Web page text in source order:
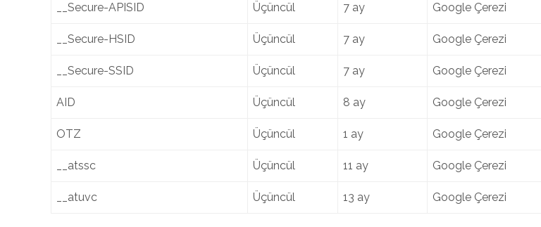
__Secure-APISID Üçüncül 7 ay Google Çerezi
__Secure-HSID Üçüncül 7 ay Google Çerezi
__Secure-SSID Üçüncül 7 ay Google Çerezi
AID Üçüncül 8 ay Google Çerezi
OTZ Üçüncül 1 ay Google Çerezi
__atssc Üçüncül 11 ay Google Çerezi
__atuvc Üçüncül 13 ay Google Çerezi